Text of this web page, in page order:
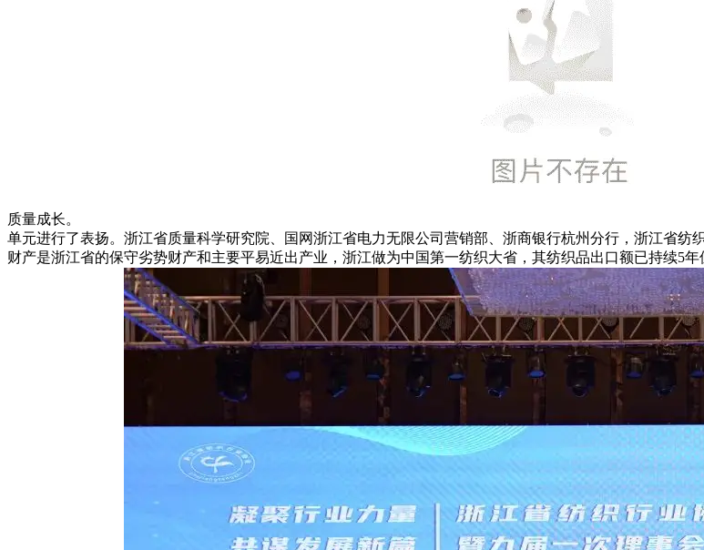
质量成长。
单元进行了表扬。浙江省质量科学研究院、国网浙江省电力无限公司营销部、浙商银行杭州分行，浙江省
财产是浙江省的保守劣势财产和主要平易近出产业，浙江做为中国第一纺织大省，其纺织品出口额已持续5